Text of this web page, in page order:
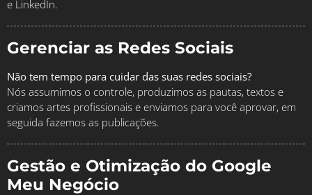
e LinkedIn.
Gerenciar as Redes Sociais
Não tem tempo para cuidar das suas redes sociais?
Nós assumimos o controle, produzimos as pautas, textos e
criamos artes profissionais e enviamos para você aprovar, em
seguida fazemos as publicações.
Gestão e Otimização do Google
Meu Negócio